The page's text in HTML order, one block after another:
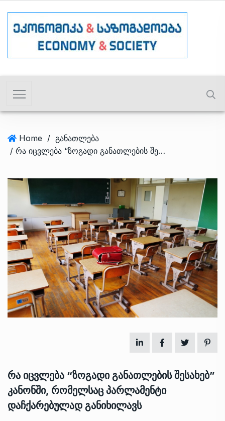
Home / განათლება
/ რა იცვლება “ზოგადი განათლების შესახებ” კანონში, რომელსაც პარლამენტი დაჩქარებულად განიხილავს
რა იცვლება “ზოგადი განათლების შესახებ”
კანონში, რომელსაც პარლამენტი
დაჩქარებულად განიხილავს